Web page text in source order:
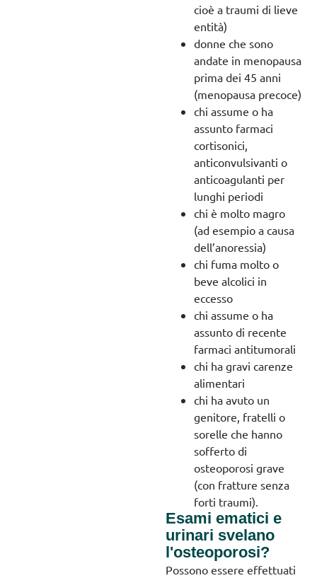
cioè a traumi di lieve
entità)
donne che sono
andate in menopausa
prima dei 45 anni
(menopausa precoce)
chi assume o ha
assunto farmaci
cortisonici,
anticonvulsivanti o
anticoagulanti per
lunghi periodi
chi è molto magro
(ad esempio a causa
dell’anoressia)
chi fuma molto o
beve alcolici in
eccesso
chi assume o ha
assunto di recente
farmaci antitumorali
chi ha gravi carenze
alimentari
chi ha avuto un
genitore, fratelli o
sorelle che hanno
sofferto di
osteoporosi grave
(con fratture senza
forti traumi).
Esami ematici e
urinari svelano
l'osteoporosi?
Possono essere effettuati